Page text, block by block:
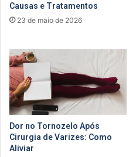
Causas e Tratamentos
23 de maio de 2026
Dor no Tornozelo Após
Cirurgia de Varizes: Como
Aliviar